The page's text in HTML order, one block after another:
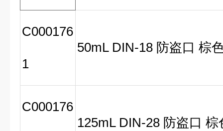
C000176
1
50mL DIN-18 防盗口 棕
C000176
125mL DIN-28 防盗口